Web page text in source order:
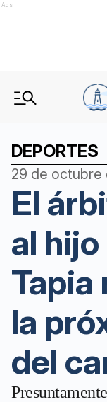
Ads
DEPORTES
29 de octubre
El
al
Tapia
la
del